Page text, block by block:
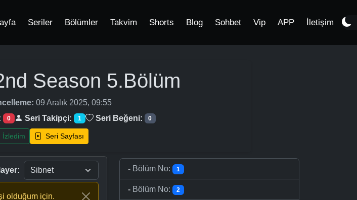
Seriler Bölümler Takvim Shorts Blog Sohbet Vip APP İletişim
Season 5.Bölüm
09 Aralık 2025, 09:55
0 Seri Takipçi: 1 Seri Beğeni: 0
İzledim Seri Sayfası
olduğum için.
- Bölüm No: 1
- Bölüm No: 2